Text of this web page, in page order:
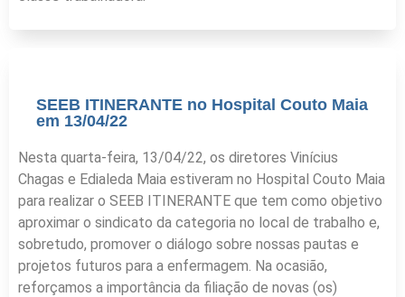
SEEB ITINERANTE no Hospital Couto Maia
em 13/04/22
Nesta quarta-feira, 13/04/22, os diretores Vinícius
Chagas e Edialeda Maia estiveram no Hospital Couto Maia
para realizar o SEEB ITINERANTE que tem como objetivo
aproximar o sindicato da categoria no local de trabalho e,
sobretudo, promover o diálogo sobre nossas pautas e
projetos futuros para a enfermagem. Na ocasião,
reforçamos a importância da filiação de novas (os)